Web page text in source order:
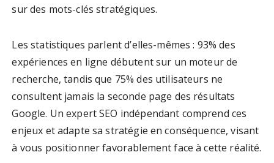
sur des mots-clés stratégiques.
Les statistiques parlent d’elles-mêmes : 93% des
expériences en ligne débutent sur un moteur de
recherche, tandis que 75% des utilisateurs ne
consultent jamais la seconde page des résultats
Google. Un expert SEO indépendant comprend ces
enjeux et adapte sa stratégie en conséquence, visant
à vous positionner favorablement face à cette réalité.